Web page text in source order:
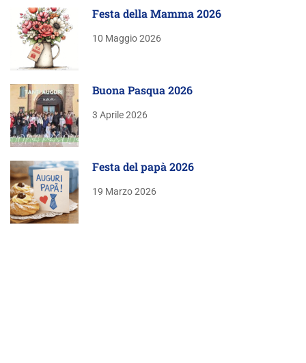
Festa della Mamma 2026
10 Maggio 2026
Buona Pasqua 2026
3 Aprile 2026
Festa del papà 2026
19 Marzo 2026